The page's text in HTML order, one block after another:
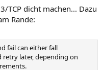
initiating a TLS
].
port 853 to transport
send and DNS servers MUST
TCP dicht machen... Dazu
Rande:
fail can either fall
retry later, depending on